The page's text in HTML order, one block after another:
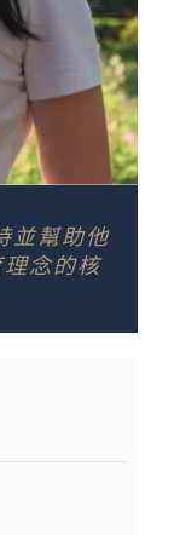
並幫助他
念的核